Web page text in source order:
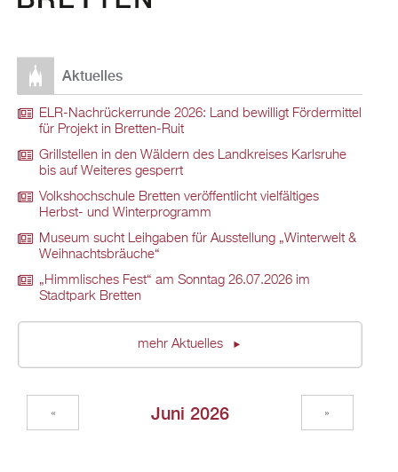
Aktuelles
ELR-Nachrückerrunde 2026: Land bewilligt Fördermittel
für Projekt in Bretten-Ruit
Grillstellen in den Wäldern des Landkreises Karlsruhe
bis auf Weiteres gesperrt
Volkshochschule Bretten veröffentlicht vielfältiges
Herbst- und Winterprogramm
Museum sucht Leihgaben für Ausstellung „Winterwelt &
Weihnachtsbräuche“
„Himmlisches Fest“ am Sonntag 26.07.2026 im
Stadtpark Bretten
mehr Aktuelles
Juni 2026
« »